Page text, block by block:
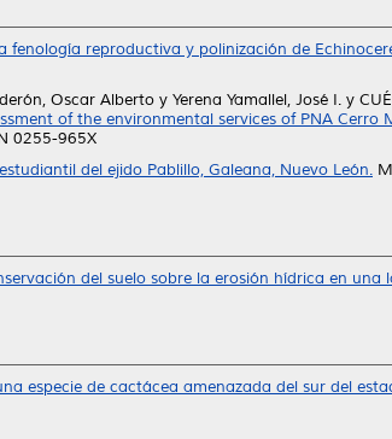
reproductiva y polinización de
Oscar Alberto y Yerena Yamallel, José I. y
of the environmental services of PNA
0255-965X
del ejido Pablillo, Galeana, Nuevo León.
del suelo sobre la erosión hídrica en una
especie de cactácea amenazada del sur del